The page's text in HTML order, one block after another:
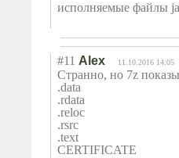
исполняемые файлы
#11 Alex 11.10.2016 14:05
Странно, но 7z
.data
.rdata
.reloc
.rsrc
.text
CERTIFICATE